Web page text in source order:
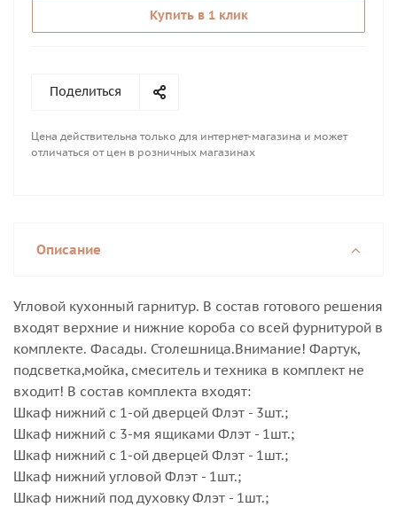
Купить в 1 клик
Поделиться
Цена действительна только для интернет-магазина и может
отличаться от цен в розничных магазинах
Описание
Угловой кухонный гарнитур. В состав готового решения
входят верхние и нижние короба со всей фурнитурой в
комплекте. Фасады. Столешница.Внимание! Фартук,
подсветка,мойка, смеситель и техника в комплект не
входит! В состав комплекта входят:
Шкаф нижний с 1-ой дверцей Флэт - 3шт.;
Шкаф нижний с 3-мя ящиками Флэт - 1шт.;
Шкаф нижний с 1-ой дверцей Флэт - 1шт.;
Шкаф нижний угловой Флэт - 1шт.;
Шкаф нижний под духовку Флэт - 1шт.;